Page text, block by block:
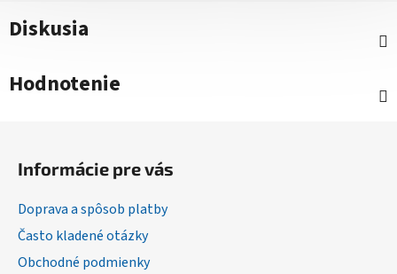
Diskusia
Hodnotenie
Informácie pre vás
Doprava a spôsob platby
Často kladené otázky
Obchodné podmienky